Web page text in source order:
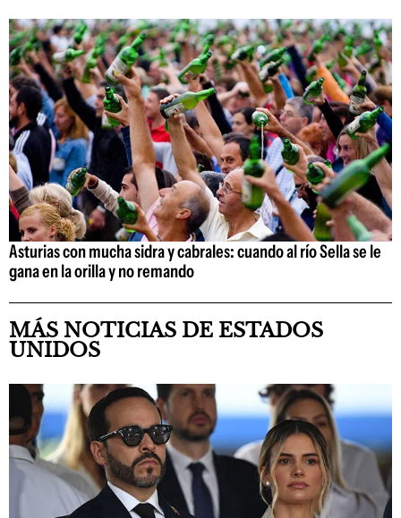
Asturias con mucha sidra y cabrales: cuando al río Sella se le
gana en la orilla y no remando
MÁS NOTICIAS DE ESTADOS
UNIDOS